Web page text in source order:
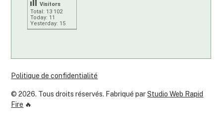
Total: 13 102
Today: 11
Yesterday: 15
Visitors
©2026. Tous droits réservés. Fabriqué parStudio Web Rapid
Fire 🔥
Politique de confidentialité